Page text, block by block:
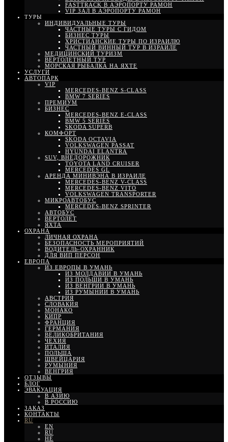
FASTTRACK В АЭРОПОРТУ РАМОН
VIP ЗАЛ В АЭРОПОРТУ РАМОН
ТУРЫ
ИНДИВИДУАЛЬНЫЕ ТУРЫ
ЧАСТНЫЕ ТУРЫ С ГИДОМ
БИЗНЕС ТУРЫ
ХРИСТИАНСКИЕ ТУРЫ ПО ИЗРАИЛЮ
ЧАСТНЫЙ ВИННЫЙ ТУР В ИЗРАИЛЕ
МЕДИЦИНСКИЙ ТУРИЗМ
ВЕРТОЛЕТНЫЙ ТУР
МОРСКАЯ РЫБАЛКА НА ЯХТЕ
УСЛУГИ
АВТОПАРК
VIP
MERCEDES-BENZ S-CLASS
BMW 7 SERIES
ПРЕМИУМ
БИЗНЕС
MERCEDES-BENZ E-CLASS
BMW 5 SERIES
SKODA SUPERB
КОМФОРТ
SKODA OCTAVIA
VOLKSWAGEN PASSAT
HYUNDAI ELANTRA
SUV, ВНЕДОРОЖНИК
TOYOTA LAND CRUISER
MERCEDES GL
АРЕНДА МИНИВЭНА В ИЗРАИЛЕ
MERCEDES-BENZ V-CLASS
MERCEDES-BENZ VITO
VOLKSWAGEN TRANSPORTER
МИКРОАВТОБУС
MERCEDES-BENZ SPRINTER
АВТОБУС
ВЕРТОЛЕТ
ЯХТА
ОХРАНА
ЛИЧНАЯ ОХРАНА
БЕЗОПАСНОСТЬ МЕРОПРИЯТИЙ
ВОДИТЕЛЬ-ОХРАННИК
ДЛЯ ВИП ПЕРСОН
ЕВРОПА
ИЗ ЕВРОПЫ В УМАНЬ
ИЗ МОЛДАВИИ В УМАНЬ
ИЗ ПОЛЬШИ В УМАНЬ
ИЗ ВЕНГРИИ В УМАНЬ
ИЗ РУМЫНИИ В УМАНЬ
АВСТРИЯ
СЛОВАКИЯ
МОНАКО
КИПР
ФРАНЦИЯ
ГЕРМАНИЯ
ВЕЛИКОБРИТАНИЯ
ЧЕХИЯ
ИТАЛИЯ
ПОЛЬША
ШВЕЙЦАРИЯ
РУМЫНИЯ
ВЕНГРИЯ
ОТЗЫВЫ
БЛОГ
ЭВАКУАЦИЯ
В АЗИЮ
В РОССИЮ
ЗАКАЗ
КОНТАКТЫ
RU
EN
RU
HE